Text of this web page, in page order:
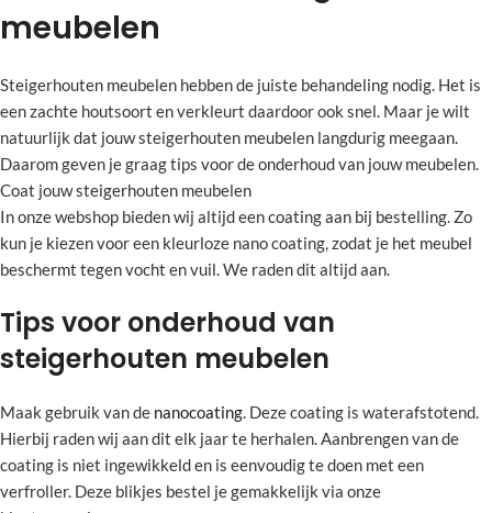
meubelen
Steigerhouten meubelen hebben de juiste behandeling nodig. Het is
een zachte houtsoort en verkleurt daardoor ook snel. Maar je wilt
natuurlijk dat jouw steigerhouten meubelen langdurig meegaan.
Daarom geven je graag tips voor de onderhoud van jouw meubelen.
Coat jouw steigerhouten meubelen
In onze webshop bieden wij altijd een coating aan bij bestelling. Zo
kun je kiezen voor een kleurloze nano coating, zodat je het meubel
beschermt tegen vocht en vuil. We raden dit altijd aan.
Tips voor onderhoud van
steigerhouten meubelen
Maak gebruik van de nanocoating. Deze coating is waterafstotend.
Hierbij raden wij aan dit elk jaar te herhalen. Aanbrengen van de
coating is niet ingewikkeld en is eenvoudig te doen met een
verfroller. Deze blikjes bestel je gemakkelijk via onze